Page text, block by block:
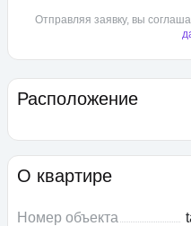
Расположение
О квартире
Номер объекта
Отправляя заявку, вы